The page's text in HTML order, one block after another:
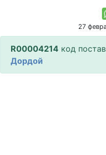
27
R00004214 код
Дордой